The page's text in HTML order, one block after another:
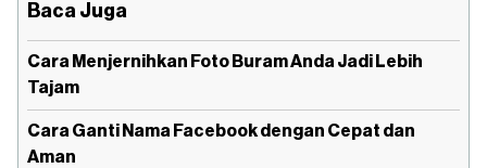
Baca Juga
Cara Menjernihkan Foto Buram Anda Jadi Lebih
Tajam
Cara Ganti Nama Facebook dengan Cepat dan
Aman